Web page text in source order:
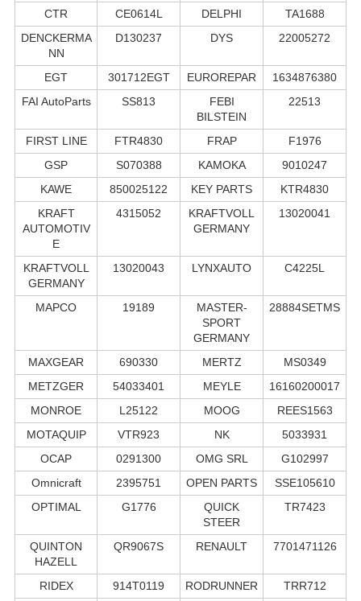
CTR
CE0614L DELPHI
TA1688
DENCKERMA
NN
D130237 DYS 22005272
EGT 301712EGT EUROREPAR
1634876380
FAI AutoParts
SS813
FEBI
BILSTEIN
22513
FIRST LINE FTR4830 FRAP
F1976
GSP
S070388 KAMOKA
9010247
KAWE
850025122 KEY PARTS
KTR4830
KRAFT
AUTOMOTIV
E
4315052
KRAFTVOLL
GERMANY
13020041
KRAFTVOLL
GERMANY
13020043 LYNXAUTO C4225L
MAPCO 19189
MASTER-
SPORT
GERMANY
28884SETMS
MAXGEAR 690330 MERTZ
MS0349
METZGER
54033401 MEYLE
16160200017
MONROE
L25122 MOOG
REES1563
MOTAQUIP
VTR923 NK
5033931
OCAP
0291300 OMG SRL
G102997
Omnicraft
2395751 OPEN PARTS
SSE105610
OPTIMAL
G1776
QUICK
STEER
TR7423
QUINTON
HAZELL
QR9067S RENAULT 7701471126
RIDEX 914T0119 RODRUNNER
TRR712